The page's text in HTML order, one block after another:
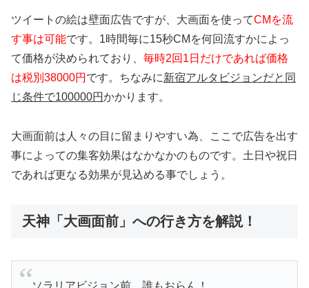
ツイートの絵は壁面広告ですが、大画面を使ってCMを流
す事は可能です。1時間毎に15秒CMを何回流すかによっ
て価格が決められており、 毎時2回1日だけであれば価格
は税別38000円 です。ちなみに新宿アルタビジョンだと同
じ条件で100000円かかります。
大画面前は人々の目に留まりやすい為、ここで広告を出す
事によっての集客効果はなかなかのものです。土日や祝日
であれば更なる効果が見込める事でしょう。
天神「大画面前」への行き方を解説！